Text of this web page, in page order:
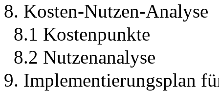
8. Kosten-Nutzen-Analyse
8.1 Kostenpunkte
8.2 Nutzenanalyse
9. Implementierungsplan